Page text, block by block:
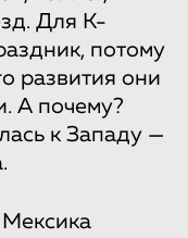
Для К-
потому
развития они
А почему?
к Западу —